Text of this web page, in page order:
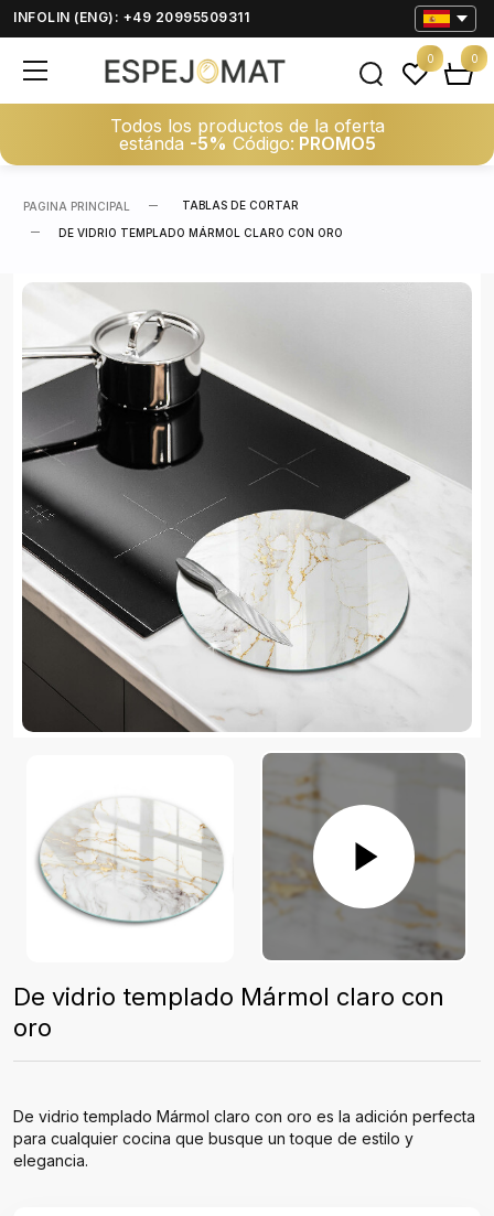
INFOLIN (ENG): +49 20995509311
Todos los productos de la oferta
estánda -5% Código: PROMO5
0 0
PAGINA PRINCIPAL TABLAS DE CORTAR
DE VIDRIO TEMPLADO MÁRMOL CLARO CON ORO
De vidrio templado Mármol claro con
oro
De vidrio templado Mármol claro con oro es la adición perfecta
para cualquier cocina que busque un toque de estilo y
elegancia.